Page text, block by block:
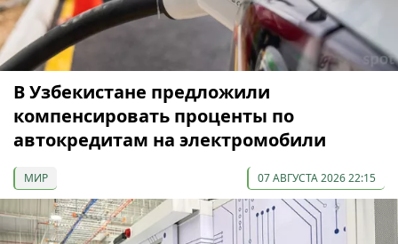
В Узбекистане предложили
компенсировать проценты по
автокредитам на электромобили
МИР 07 АВГУСТА 2026 22:15